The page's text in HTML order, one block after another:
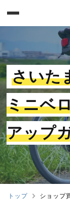
さいた
ミニベ
アップ
トップ ショップ